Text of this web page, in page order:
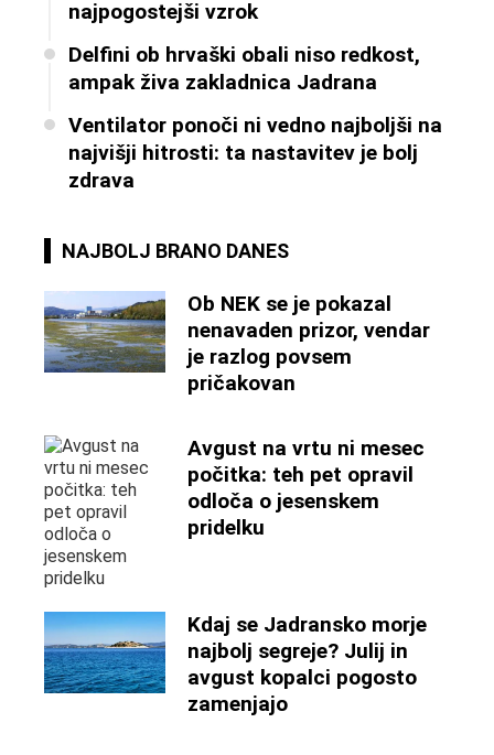
najpogostejši vzrok
Delfini ob hrvaški obali niso redkost,
ampak živa zakladnica Jadrana
Ventilator ponoči ni vedno najboljši na
najvišji hitrosti: ta nastavitev je bolj
zdrava
NAJBOLJ BRANO DANES
Ob NEK se je pokazal
nenavaden prizor, vendar
je razlog povsem
pričakovan
Avgust na vrtu ni mesec
počitka: teh pet opravil
odloča o jesenskem
pridelku
Kdaj se Jadransko morje
najbolj segreje? Julij in
avgust kopalci pogosto
zamenjajo